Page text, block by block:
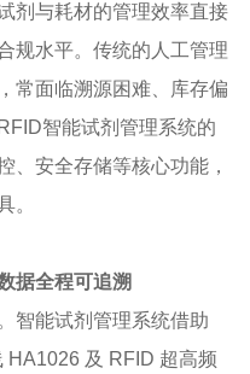
剂与耗材的管理效率直接
规水平。传统的人工管理
常面临溯源困难、库存偏
智能试剂管理系统的
、安全存储等核心功能，
。
据全程可追溯
智能试剂管理系统借助
HA1026 及 RFID 超高频